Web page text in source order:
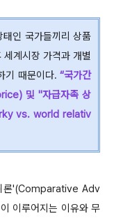
인 국가들끼리 상품
계시장 가격과 개별
기 때문이다. “국가간
및 "자급자족 상
vs. world relativ
론'(Comparative Adv
이루어지는 이유와 무